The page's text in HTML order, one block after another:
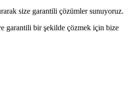
size garantili çözümler sunuyoruz.
garantili bir şekilde çözmek için bize